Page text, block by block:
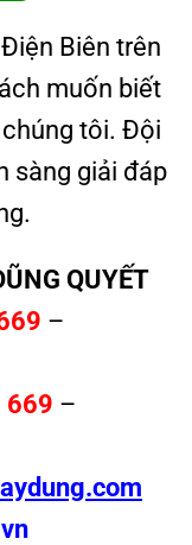
Biên trên
muốn biết
tôi. Đội
sàng giải đáp
QUYẾT
–
669 –